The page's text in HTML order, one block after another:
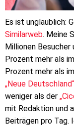
Es ist unglaublich:
Similarweb. Meine
Millionen Besucher
Prozent mehr als
Prozent mehr als
„Neue
weniger als der
mit Redaktion und
Beiträgen pro Tag.